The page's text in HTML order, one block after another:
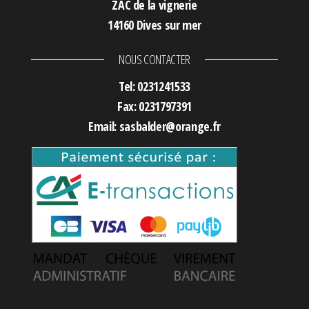
ZAC de la vignerie
14160 Dives sur mer
NOUS CONTACTER
Tel: 0231241533
Fax: 0231797391
Email: sasbalder@orange.fr